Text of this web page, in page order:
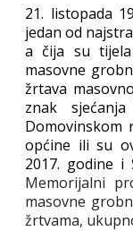
21. listopada
jedan od
a čija su
masovne
žrtava
znak
općine ili su
2017. godine i
Memorijalni
masovne
žrtvama,